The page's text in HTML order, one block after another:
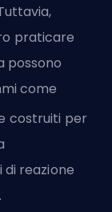
praticare
possono
come
costruiti per
reazione